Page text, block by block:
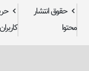
حقوق انتشار
محتوا
کاربران